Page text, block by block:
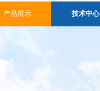
产品展示 技术中心